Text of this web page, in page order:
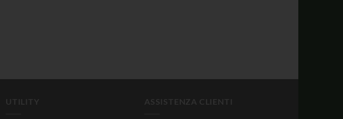
UTILITY ASSISTENZA CLIENTI